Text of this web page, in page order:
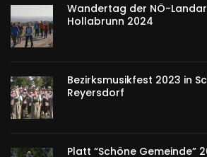
Wandertag der NÖ-
Hollabrunn 2024
Bezirksmusikfest 2023 in
Reyersdorf
Platt “Schöne Gemeinde”